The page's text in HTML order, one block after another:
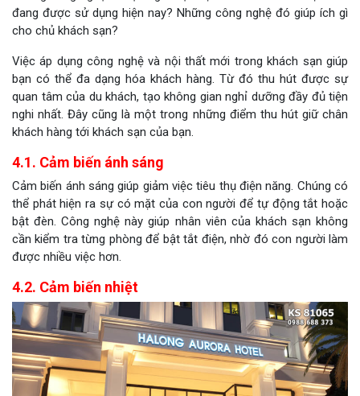
đang được sử dụng hiện nay? Những công nghệ đó giúp ích gì
cho chủ khách sạn?
Việc áp dụng công nghệ và nội thất mới trong khách sạn giúp
bạn có thể đa dạng hóa khách hàng. Từ đó thu hút được sự
quan tâm của du khách, tạo không gian nghỉ dưỡng đầy đủ tiện
nghi nhất. Đây cũng là một trong những điểm thu hút giữ chân
khách hàng tới khách sạn của bạn.
4.1. Cảm biến ánh sáng
Cảm biến ánh sáng giúp giảm việc tiêu thụ điện năng. Chúng có
thể phát hiện ra sự có mặt của con người để tự động tắt hoặc
bật đèn. Công nghệ này giúp nhân viên của khách sạn không
cần kiểm tra từng phòng để bật tắt điện, nhờ đó con người làm
được nhiều việc hơn.
4.2. Cảm biến nhiệt